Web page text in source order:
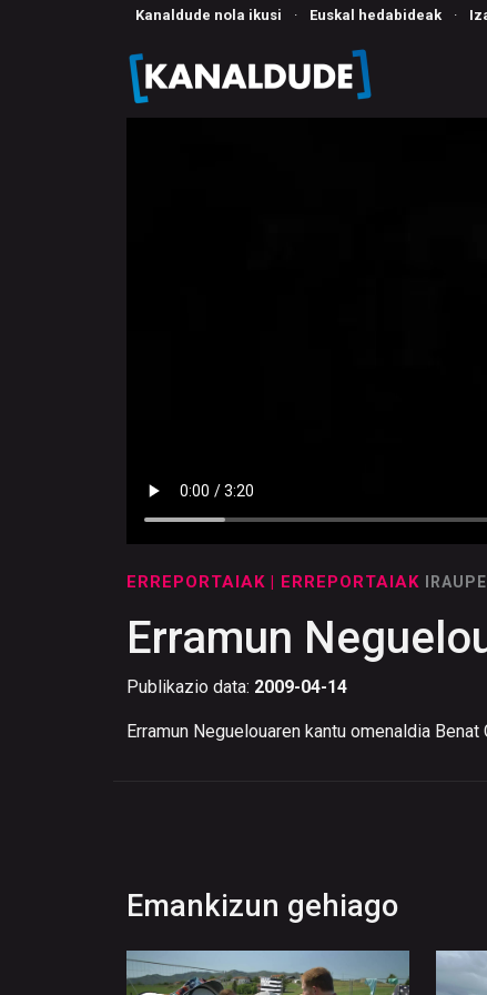
Kanaldude nola ikusi · Euskal hedabideak ·
ERREPORTAIAK | ERREPORTAIAK
Erramun
Publikazio data: 2009-04-14
Erramun Neguelouaren kantu omenaldia
Emankizun gehiago